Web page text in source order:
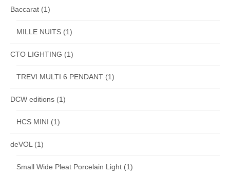
Baccarat (1)
MILLE NUITS (1)
CTO LIGHTING (1)
TREVI MULTI 6 PENDANT (1)
DCW editions (1)
HCS MINI (1)
deVOL (1)
Small Wide Pleat Porcelain Light (1)